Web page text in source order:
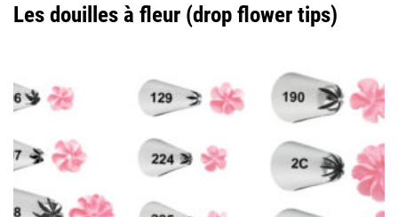
Les douilles à fleur (drop flower tips)